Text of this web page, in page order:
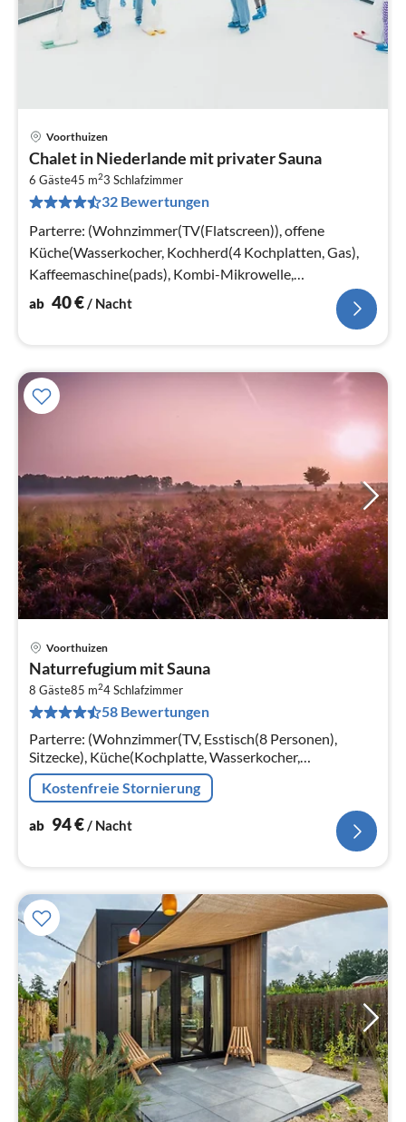
Voorthuizen
Chalet in Niederlande mit privater Sauna
6 Gäste45 m23 Schlafzimmer
32 Bewertungen
Parterre: (Wohnzimmer(TV(Flatscreen)), offene
Küche(Wasserkocher, Kochherd(4 Kochplatten, Gas),
Kaffeemaschine(pads), Kombi-Mikrowelle,
Kühlschrank(+ Gefrierfach))
ab 40€/ Nacht
Voorthuizen
Naturrefugium mit Sauna
8 Gäste85 m24Schlafzimmer
58 Bewertungen
Parterre: (Wohnzimmer(TV, Esstisch(8 Personen),
Sitzecke), Küche(Kochplatte, Wasserkocher,
Kaffeemaschine, Backofen, Mikrowelle, Spülmaschine,
Kühlschrank, Tiefkühlschrank, , )
Kostenfreie Stornierung
ab 94€/ Nacht